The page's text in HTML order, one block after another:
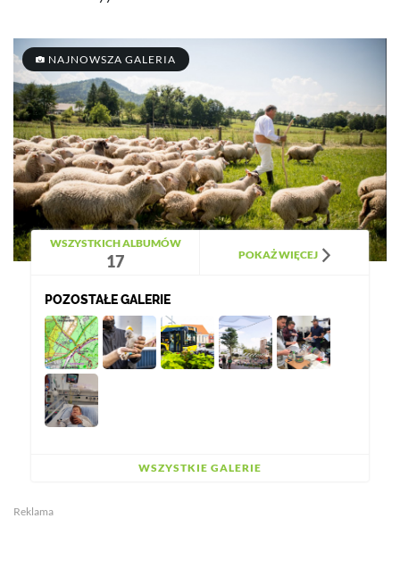
NAJNOWSZA GALERIA
WSZYSTKICH ALBUMÓW
17 POKAŻ WIĘCEJ
POZOSTAŁE GALERIE
WSZYSTKIE GALERIE
Reklama